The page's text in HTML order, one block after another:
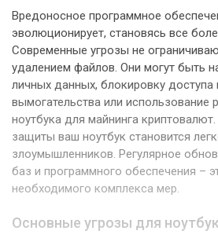
Вредоносное программное
эволюционирует, становясь все
Современные угрозы не
удалением файлов. Они могут быть
личных данных, блокировку
вымогательства или использование
ноутбука для майнинга
защиты ваш ноутбук становится
злоумышленников. Регулярное
баз и программного обеспечения –
необходимого комплекса мер.
Основные угрозы для